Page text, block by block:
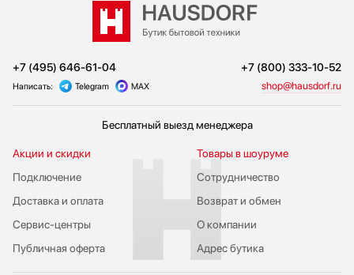
+7 (495) 646-61-04 +7 (800) 333-10-52
Написать: Telegram MAX shop@hausdorf.ru
Бесплатный выезд менеджера
Акции и скидки
Подключение
Публичная оферта
Сервис-центры
Доставка и оплата
Сотрудничество
Возврат и обмен
Товары в шоуруме
О компании
Адрес бутика